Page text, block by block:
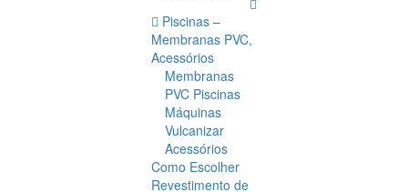
Piscinas –
Membranas PVC,
Acessórios
Membranas
PVC Piscinas
Máquinas
Vulcanizar
Acessórios
Como Escolher
Revestimento de